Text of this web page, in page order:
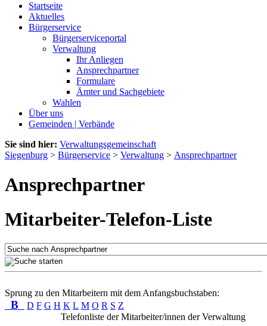
Startseite
Aktuelles
Bürgerservice
Bürgerserviceportal
Verwaltung
Ihr Anliegen
Ansprechpartner
Formulare
Ämter und Sachgebiete
Wahlen
Über uns
Gemeinden | Verbände
Sie sind hier: Verwaltungsgemeinschaft
Siegenburg > Bürgerservice > Verwaltung > Ansprechpartner
Ansprechpartner
Mitarbeiter-Telefon-Liste
Sprung zu den Mitarbeitern mit dem Anfangsbuchstaben:
B D F G H K L M O R S Z
Telefonliste der Mitarbeiter/innen der Verwaltung